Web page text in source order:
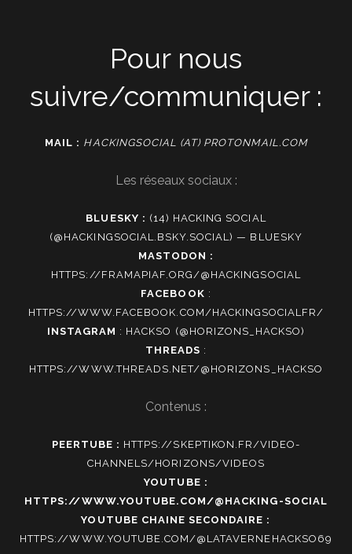
Pour nous
suivre/communiquer :
MAIL : HACKINGSOCIAL (AT) PROTONMAIL.COM
Les réseaux sociaux :
BLUESKY : (14) HACKING SOCIAL
(@HACKINGSOCIAL.BSKY.SOCIAL) — BLUESKY
MASTODON :
HTTPS://FRAMAPIAF.ORG/@HACKINGSOCIAL
FACEBOOK :
HTTPS://WWW.FACEBOOK.COM/HACKINGSOCIALFR/
INSTAGRAM : HACKSO (@HORIZONS_HACKSO)
THREADS :
HTTPS://WWW.THREADS.NET/@HORIZONS_HACKSO
Contenus :
PEERTUBE : HTTPS://SKEPTIKON.FR/VIDEO-
CHANNELS/HORIZONS/VIDEOS
YOUTUBE :
HTTPS://WWW.YOUTUBE.COM/@HACKING-SOCIAL
YOUTUBE CHAINE SECONDAIRE :
HTTPS://WWW.YOUTUBE.COM/@LATAVERNEHACKSO69